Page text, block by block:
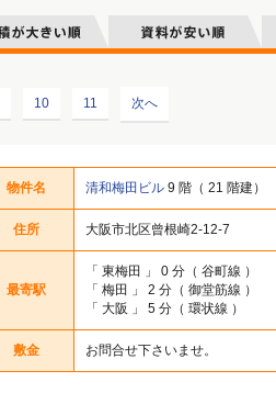
10 11 次へ
物件名 清和梅田ビル 9 階（ 21 階建）
住所 大阪市北区曾根崎2-12-7
最寄駅
「 東梅田
」 0 分（ 谷町線 ）
「 梅田
」 2 分（ 御堂筋線 ）
「 大阪 」 5 分（ 環状線 ）
敷金 お問合せ下さいませ。